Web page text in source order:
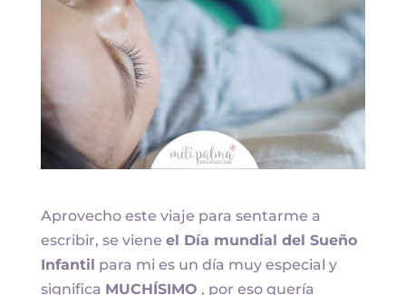
Aprovecho este viaje para sentarme a
escribir, se viene el Día mundial del Sueño
Infantil para mi es un día muy especial y
significa MUCHÍSIMO , por eso quería